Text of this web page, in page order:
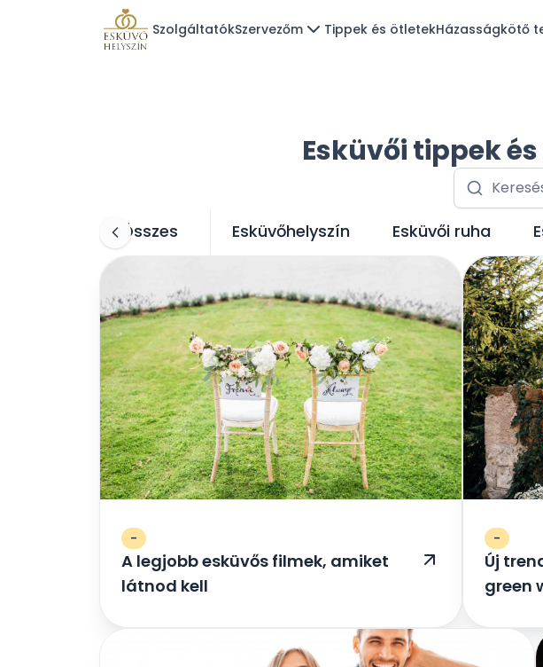
SzolgáltatókSzervezőm Tippek és ötletekHázasságkötő
Esküvői tippek
Összes Esküvőhelyszín Esküvői ruha
-
A legjobb esküvős filmek, amiket
látnod kell
-
Új
green